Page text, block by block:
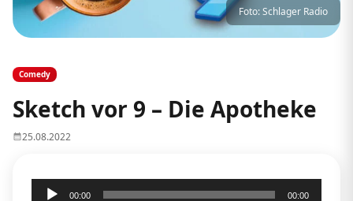
Foto: Schlager Radio
Comedy
Sketch vor 9 – Die Apotheke
25.08.2022
Audio-
00:00 00:00